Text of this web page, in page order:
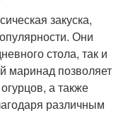
закуска,
Они
стола, так и
маринад позволяет
а также
различным